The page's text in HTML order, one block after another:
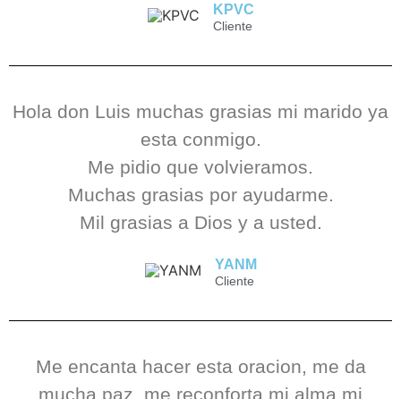
KPVC
Cliente
Hola don Luis muchas grasias mi marido ya
esta conmigo.
Me pidio que volvieramos.
Muchas grasias por ayudarme.
Mil grasias a Dios y a usted.
YANM
Cliente
Me encanta hacer esta oracion, me da
mucha paz, me reconforta mi alma mi